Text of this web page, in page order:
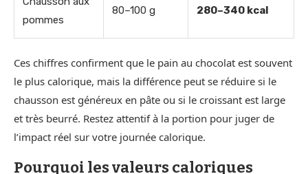
pommes
80–100 g 280–340 kcal
Ces chiffres confirment que le pain au chocolat est souvent
le plus calorique, mais la différence peut se réduire si le
chausson est généreux en pâte ou si le croissant est large
et très beurré. Restez attentif à la portion pour juger de
l’impact réel sur votre journée calorique.
Pourquoi les valeurs caloriques